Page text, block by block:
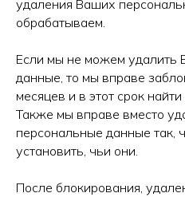
удаления Ваших
обрабатываем.
Если мы не можем удалить
данные, то мы вправе
месяцев и в этот срок
Также мы вправе вместо
персональные данные так,
установить, чьи они.
После блокирования,